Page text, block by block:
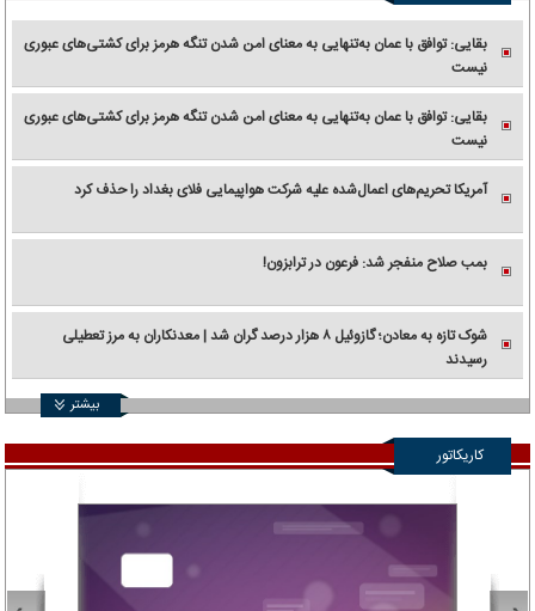
بقایی: توافق با عمان به‌تنهایی به معنای امن شدن تنگه هرمز برای کشتی‌های عبوری
نیست
بقایی: توافق با عمان به‌تنهایی به معنای امن شدن تنگه هرمز برای کشتی‌های عبوری
نیست
آمریکا تحریم‌های اعمال‌شده علیه شرکت هواپیمایی فلای بغداد را حذف کرد
بمب صلاح منفجر شد: فرعون در ترابزون!
شوک تازه به معادن؛ گازوئیل ۸ هزار درصد گران شد | معدنکاران به مرز تعطیلی
رسیدند
بیشتر
کاریکاتور